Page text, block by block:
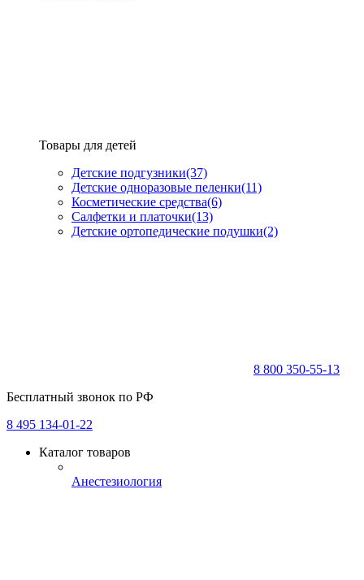
Товары для детей
Детские подгузники(37)
Детские одноразовые пеленки(11)
Косметические средства(6)
Салфетки и платочки(13)
Детские ортопедические подушки(2)
8 800 350-55-13
Бесплатный звонок по РФ
8 495 134-01-22
Каталог товаров
Анестезиология